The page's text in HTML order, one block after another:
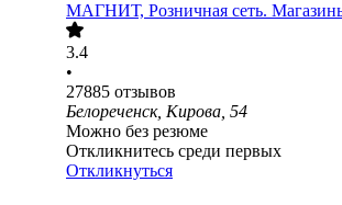
МАГНИТ, Розничная сеть.
3.4
•
27885 отзывов
Белореченск, Кирова, 54
Можно без резюме
Откликнитесь среди первых
Откликнуться